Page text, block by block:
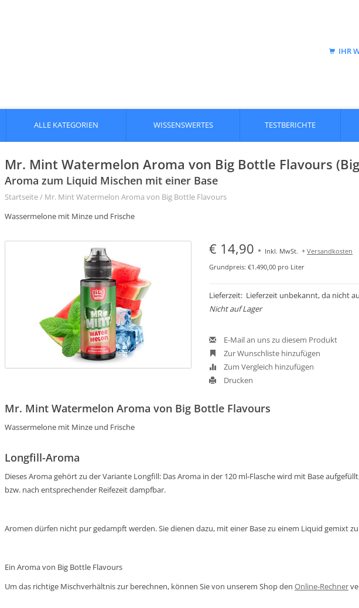
IHR
ALLE KATEGORIEN WISSENSWERTES TESTBERICHTE
Mr. Mint Watermelon Aroma von Big Bottle Flavours
Aroma zum Liquid Mischen mit einer Base
Startseite/ Mr. Mint Watermelon Aroma von Big Bottle Flavours
Wassermelone mit Minze und Frische
€ 14,90* Inkl. MwSt. +Versandkosten
Grundpreis: €1.490,00 pro Liter
Lieferzeit: Lieferzeit unbekannt, da nicht
Nicht auf Lager
E-Mail an uns zu diesem Produkt
Zur Wunschliste hinzufügen
Zum Vergleich hinzufügen
Drucken
Mr. Mint Watermelon Aroma von Big Bottle Flavours
Wassermelone mit Minze und Frische
Longfill-Aroma
Dieses Aroma gehört zu der Variante Longfill: Das Aroma in der 120 ml-Flasche wird mit Base
bzw. nach entsprechender Reifezeit dampfbar.
Aromen dürfen nicht pur gedampft werden. Sie dienen dazu, mit einer Base zu einem Liquid gemixt
Ein Aroma von Big Bottle Flavours
Um das richtige Mischverhältnis zur berechnen, können Sie von unserem Shop den Online-Rechner